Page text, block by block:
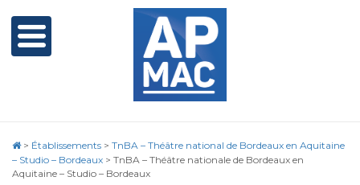
> Établissements > TnBA – Théâtre national de Bordeaux en Aquitaine
– Studio – Bordeaux > TnBA – Théâtre nationale de Bordeaux en
Aquitaine – Studio – Bordeaux